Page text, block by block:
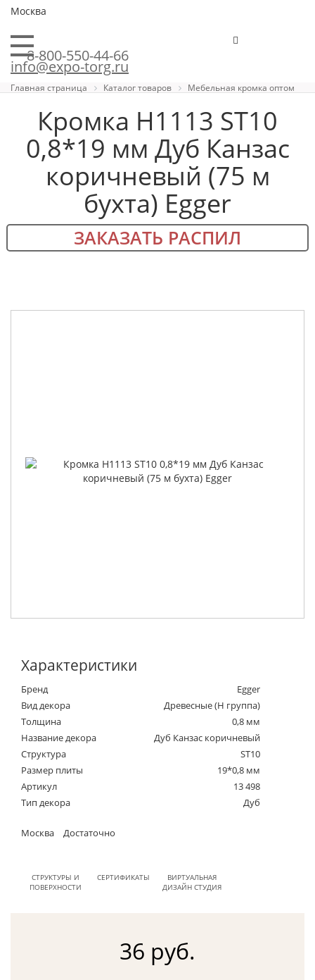
Москва
8-800-550-44-66
info@expo-torg.ru
Главная страница Каталог товаров Мебельная кромка оптом
Кромка H1113 ST10
0,8*19 мм Дуб Канзас
коричневый (75 м
бухта) Egger
ЗАКАЗАТЬ РАСПИЛ
Характеристики
Бренд
Egger
Вид декора
Древесные (Н группа)
Толщина
0,8 мм
Название декора
Дуб Канзас коричневый
Структура
ST10
Размер плиты
19*0,8 мм
Артикул
13 498
Тип декора
Дуб
Москва Достаточно
СТРУКТУРЫ И
ПОВЕРХНОСТИ
СЕРТИФИКАТЫ
ВИРТУАЛЬНАЯ
ДИЗАЙН СТУДИЯ
36 руб.